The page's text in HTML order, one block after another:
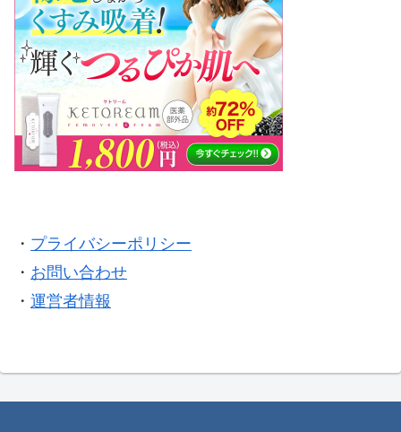
・ プライバシーポリシー
・ お問い合わせ
・ 運営者情報